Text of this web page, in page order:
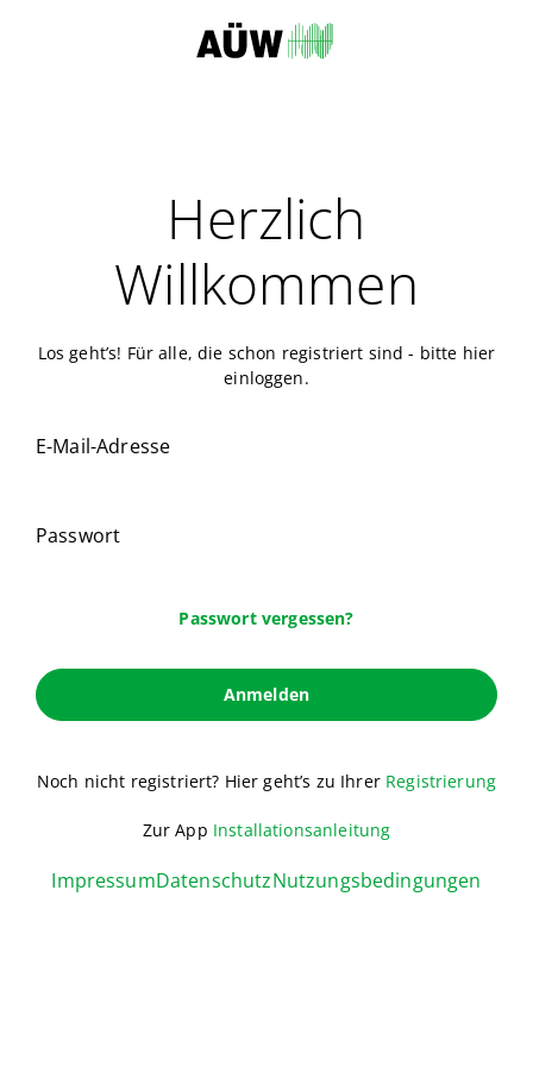
Herzlich
Willkommen
Los geht’s! Für alle, die schon registriert sind - bitte hier
einloggen.
E-Mail-Adresse
Passwort
Passwort vergessen?
Anmelden
Noch nicht registriert? Hier geht’s zu Ihrer Registrierung
Zur App Installationsanleitung
ImpressumDatenschutzNutzungsbedingungen